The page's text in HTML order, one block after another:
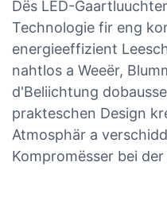
Dës LED-
Technologie fir eng
energieeffizient
nahtlos a Weeër,
d'Beliichtung
prakteschen Design
Atmosphär a
Kompromësser bei